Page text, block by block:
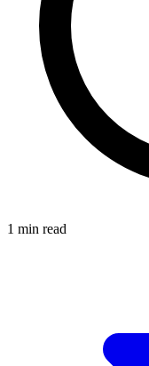
1 min read